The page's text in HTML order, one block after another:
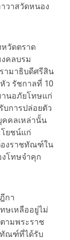
วาสวัดหนอง
หวัดตราด
คลบรม
ามาธิบดีศรีสิน
ว รัชกาลที่ 10
านอภัยโทษแก่
การปล่อยตัว
คคลเหล่านั้น
ยชน์แก่
องราชทัณฑ์ใน
งโทษจำคุก
กา
ษเหลืออยู่ไม่
ามพระราช
ทัณฑ์ที่ได้รับ